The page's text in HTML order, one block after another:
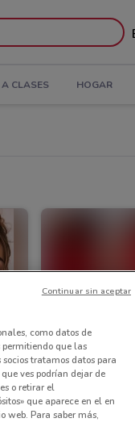
A CLASES HOGAR
Suburbia
como datos de
permitiendo que las
tratamos datos para
ves podrían dejar de
o retirar el
que aparece en el en
web. Para saber más,
Continuar sin aceptar